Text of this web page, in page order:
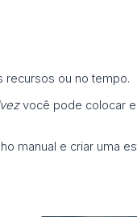
recursos ou no tempo.
você pode colocar
manual e criar uma